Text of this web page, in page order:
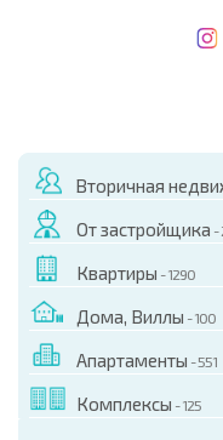
Вторичная
От застройщика -
Квартиры - 1290
Дома, Виллы - 100
Апартаменты - 551
Комплексы - 125